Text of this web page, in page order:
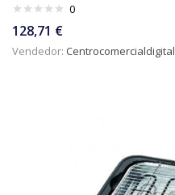
0
128,71 €
Vendedor: Centrocomercialdigital